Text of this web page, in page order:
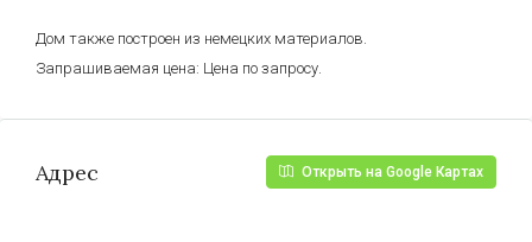
Дом также построен из немецких материалов.
Запрашиваемая цена: Цена по запросу.
Адрес Открыть на Google Картах